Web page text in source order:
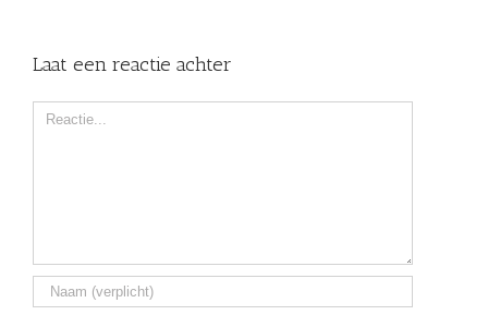
Laat een reactie achter
Comment